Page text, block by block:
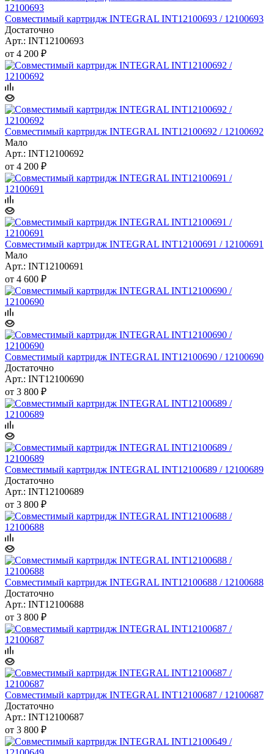
Совместимый картридж INTEGRAL INT12100693 / 12100693
Достаточно
Арт.: INT12100693
от 4 200 ₽
Совместимый картридж INTEGRAL INT12100692 / 12100692
Мало
Арт.: INT12100692
от 4 200 ₽
Совместимый картридж INTEGRAL INT12100691 / 12100691
Мало
Арт.: INT12100691
от 4 600 ₽
Совместимый картридж INTEGRAL INT12100690 / 12100690
Достаточно
Арт.: INT12100690
от 3 800 ₽
Совместимый картридж INTEGRAL INT12100689 / 12100689
Достаточно
Арт.: INT12100689
от 3 800 ₽
Совместимый картридж INTEGRAL INT12100688 / 12100688
Достаточно
Арт.: INT12100688
от 3 800 ₽
Совместимый картридж INTEGRAL INT12100687 / 12100687
Достаточно
Арт.: INT12100687
от 3 800 ₽